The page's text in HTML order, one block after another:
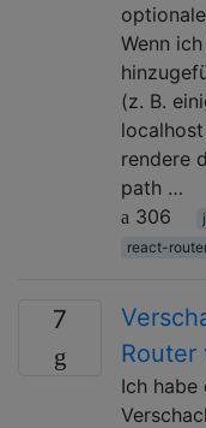
Wenn
(z. B.
rendere
path …
306
react-
7
Router
Ich